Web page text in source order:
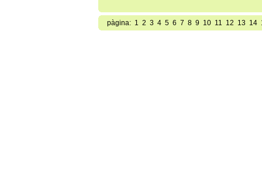
pàgina: 1 2 3 4 5 6 7 8 9 10 11 12 13 14